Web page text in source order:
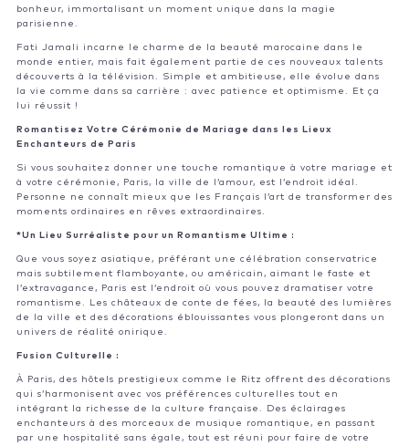
bonheur, immortalisant un moment unique dans la magie
parisienne.
Fati Jamali incarne le charme de la beauté marocaine dans le
monde entier, mais fait également partie de ces nouveaux talents
découverts à la télévision. Simple et ambitieuse, elle évolue dans
la vie comme dans sa carrière : avec patience et optimisme. Et ça
lui réussit !
Romantisez Votre Cérémonie de Mariage dans les Lieux
Enchanteurs de Paris
Si vous souhaitez donner une touche romantique à votre mariage et
à votre cérémonie, Paris, la ville de l’amour, est l’endroit idéal.
Personne ne connaît mieux que les Français l’art de transformer des
moments ordinaires en rêves extraordinaires.
*Un Lieu Surréaliste pour un Romantisme Ultime :
Que vous soyez asiatique, préférant une célébration conservatrice
mais subtilement flamboyante, ou américain, aimant le faste et
l’extravagance, Paris est l’endroit où vous pouvez dramatiser votre
romantisme. Les châteaux de conte de fées, la beauté des lumières
de la ville et des décorations éblouissantes vous plongeront dans un
univers de réalité onirique.
Fusion Culturelle :
À Paris, des hôtels prestigieux comme le Ritz offrent des décorations
qui s’harmonisent avec vos préférences culturelles tout en
intégrant la richesse de la culture française. Des éclairages
enchanteurs à des morceaux de musique romantique, en passant
par une hospitalité sans égale, tout est réuni pour faire de votre